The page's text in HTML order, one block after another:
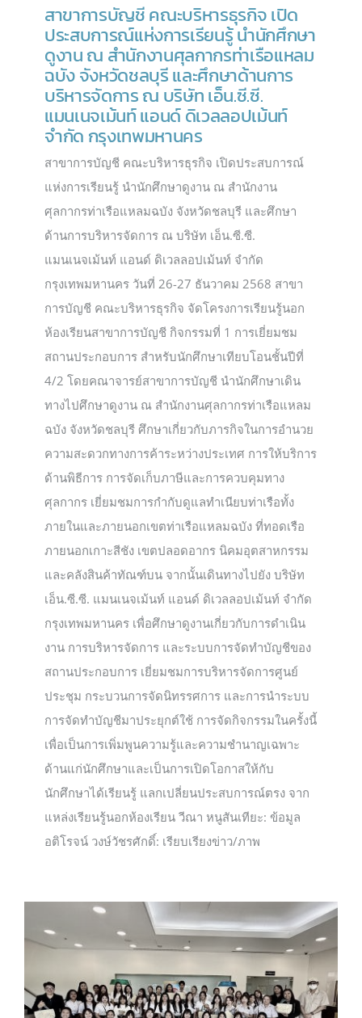
สาขาการบัญชี คณะบริหารธุรกิจ เปิด
ประสบการณ์แห่งการเรียนรู้ นำนักศึกษา
ดูงาน ณ สำนักงานศุลกากรท่าเรือแหลม
ฉบัง จังหวัดชลบุรี และศึกษาด้านการ
บริหารจัดการ ณ บริษัท เอ็น.ซี.ซี.
แมนเนจเม้นท์ แอนด์ ดิเวลลอปเม้นท์
จำกัด กรุงเทพมหานคร
สาขาการบัญชี คณะบริหารธุรกิจ เปิดประสบการณ์
แห่งการเรียนรู้ นำนักศึกษาดูงาน ณ สำนักงาน
ศุลกากรท่าเรือแหลมฉบัง จังหวัดชลบุรี และศึกษา
ด้านการบริหารจัดการ ณ บริษัท เอ็น.ซี.ซี.
แมนเนจเม้นท์ แอนด์ ดิเวลลอปเม้นท์ จำกัด
กรุงเทพมหานคร วันที่ 26-27 ธันวาคม 2568 สาขา
การบัญชี คณะบริหารธุรกิจ จัดโครงการเรียนรู้นอก
ห้องเรียนสาขาการบัญชี กิจกรรมที่ 1 การเยี่ยมชม
สถานประกอบการ สำหรับนักศึกษาเทียบโอนชั้นปีที่
4/2 โดยคณาจารย์สาขาการบัญชี นำนักศึกษาเดิน
ทางไปศึกษาดูงาน ณ สำนักงานศุลกากรท่าเรือแหลม
ฉบัง จังหวัดชลบุรี ศึกษาเกี่ยวกับภารกิจในการอำนวย
ความสะดวกทางการค้าระหว่างประเทศ การให้บริการ
ด้านพิธีการ การจัดเก็บภาษีและการควบคุมทาง
ศุลกากร เยี่ยมชมการกำกับดูแลทำเนียบท่าเรือทั้ง
ภายในและภายนอกเขตท่าเรือแหลมฉบัง ที่ทอดเรือ
ภายนอกเกาะสีชัง เขตปลอดอากร นิคมอุตสาหกรรม
และคลังสินค้าทัณฑ์บน จากนั้นเดินทางไปยัง บริษัท
เอ็น.ซี.ซี. แมนเนจเม้นท์ แอนด์ ดิเวลลอปเม้นท์ จำกัด
กรุงเทพมหานคร เพื่อศึกษาดูงานเกี่ยวกับการดำเนิน
งาน การบริหารจัดการ และระบบการจัดทำบัญชีของ
สถานประกอบการ เยี่ยมชมการบริหารจัดการศูนย์
ประชุม กระบวนการจัดนิทรรศการ และการนำระบบ
การจัดทำบัญชีมาประยุกต์ใช้ การจัดกิจกรรมในครั้งนี้
เพื่อเป็นการเพิ่มพูนความรู้และความชำนาญเฉพาะ
ด้านแก่นักศึกษาและเป็นการเปิดโอกาสให้กับ
นักศึกษาได้เรียนรู้ แลกเปลี่ยนประสบการณ์ตรง จาก
แหล่งเรียนรู้นอกห้องเรียน วีณา หนูสันเทียะ: ข้อมูล
อติโรจน์ วงษ์วัชรศักดิ์: เรียบเรียงข่าว/ภาพ